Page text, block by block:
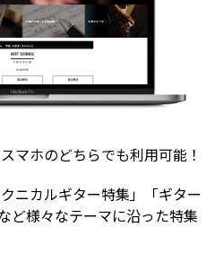
マホのどちらでも利用可能！
ニカルギター特集」「ギター
ど様々なテーマに沿った特集